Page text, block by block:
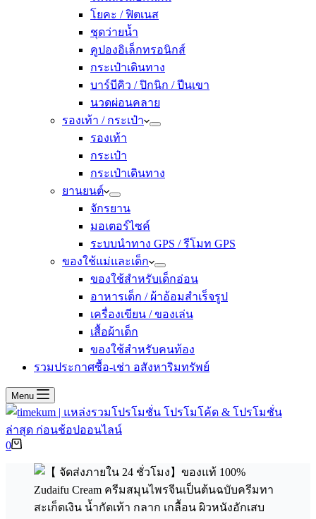
โยคะ / ฟิตเนส
ชุดว่ายน้ำ
คูปองอิเล็กทรอนิกส์
กระเป๋าเดินทาง
บาร์บีคิว / ปิกนิก / ปีนเขา
นวดผ่อนคลาย
รองเท้า / กระเป๋า
รองเท้า
กระเป๋า
กระเป๋าเดินทาง
ยานยนต์
จักรยาน
มอเตอร์ไซค์
ระบบนำทาง GPS / รีโมท GPS
ของใช้แม่และเด็ก
ของใช้สำหรับเด็กอ่อน
อาหารเด็ก / ผ้าอ้อมสำเร็จรูป
เครื่องเขียน / ของเล่น
เสื้อผ้าเด็ก
ของใช้สำหรับคนท้อง
รวมประกาศซื้อ-เช่า อสังหาริมทรัพย์
Menu
Shopping
0